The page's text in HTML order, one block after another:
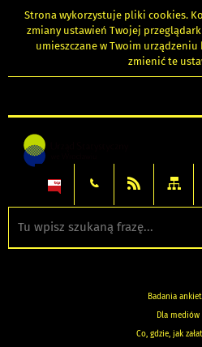
Strona wykorzystuje pliki cookies.
zmiany ustawień Twojej
umieszczane w Twoim urządzeniu
zmienić te
Badania
Dla mediów
Co, gdzie, jak